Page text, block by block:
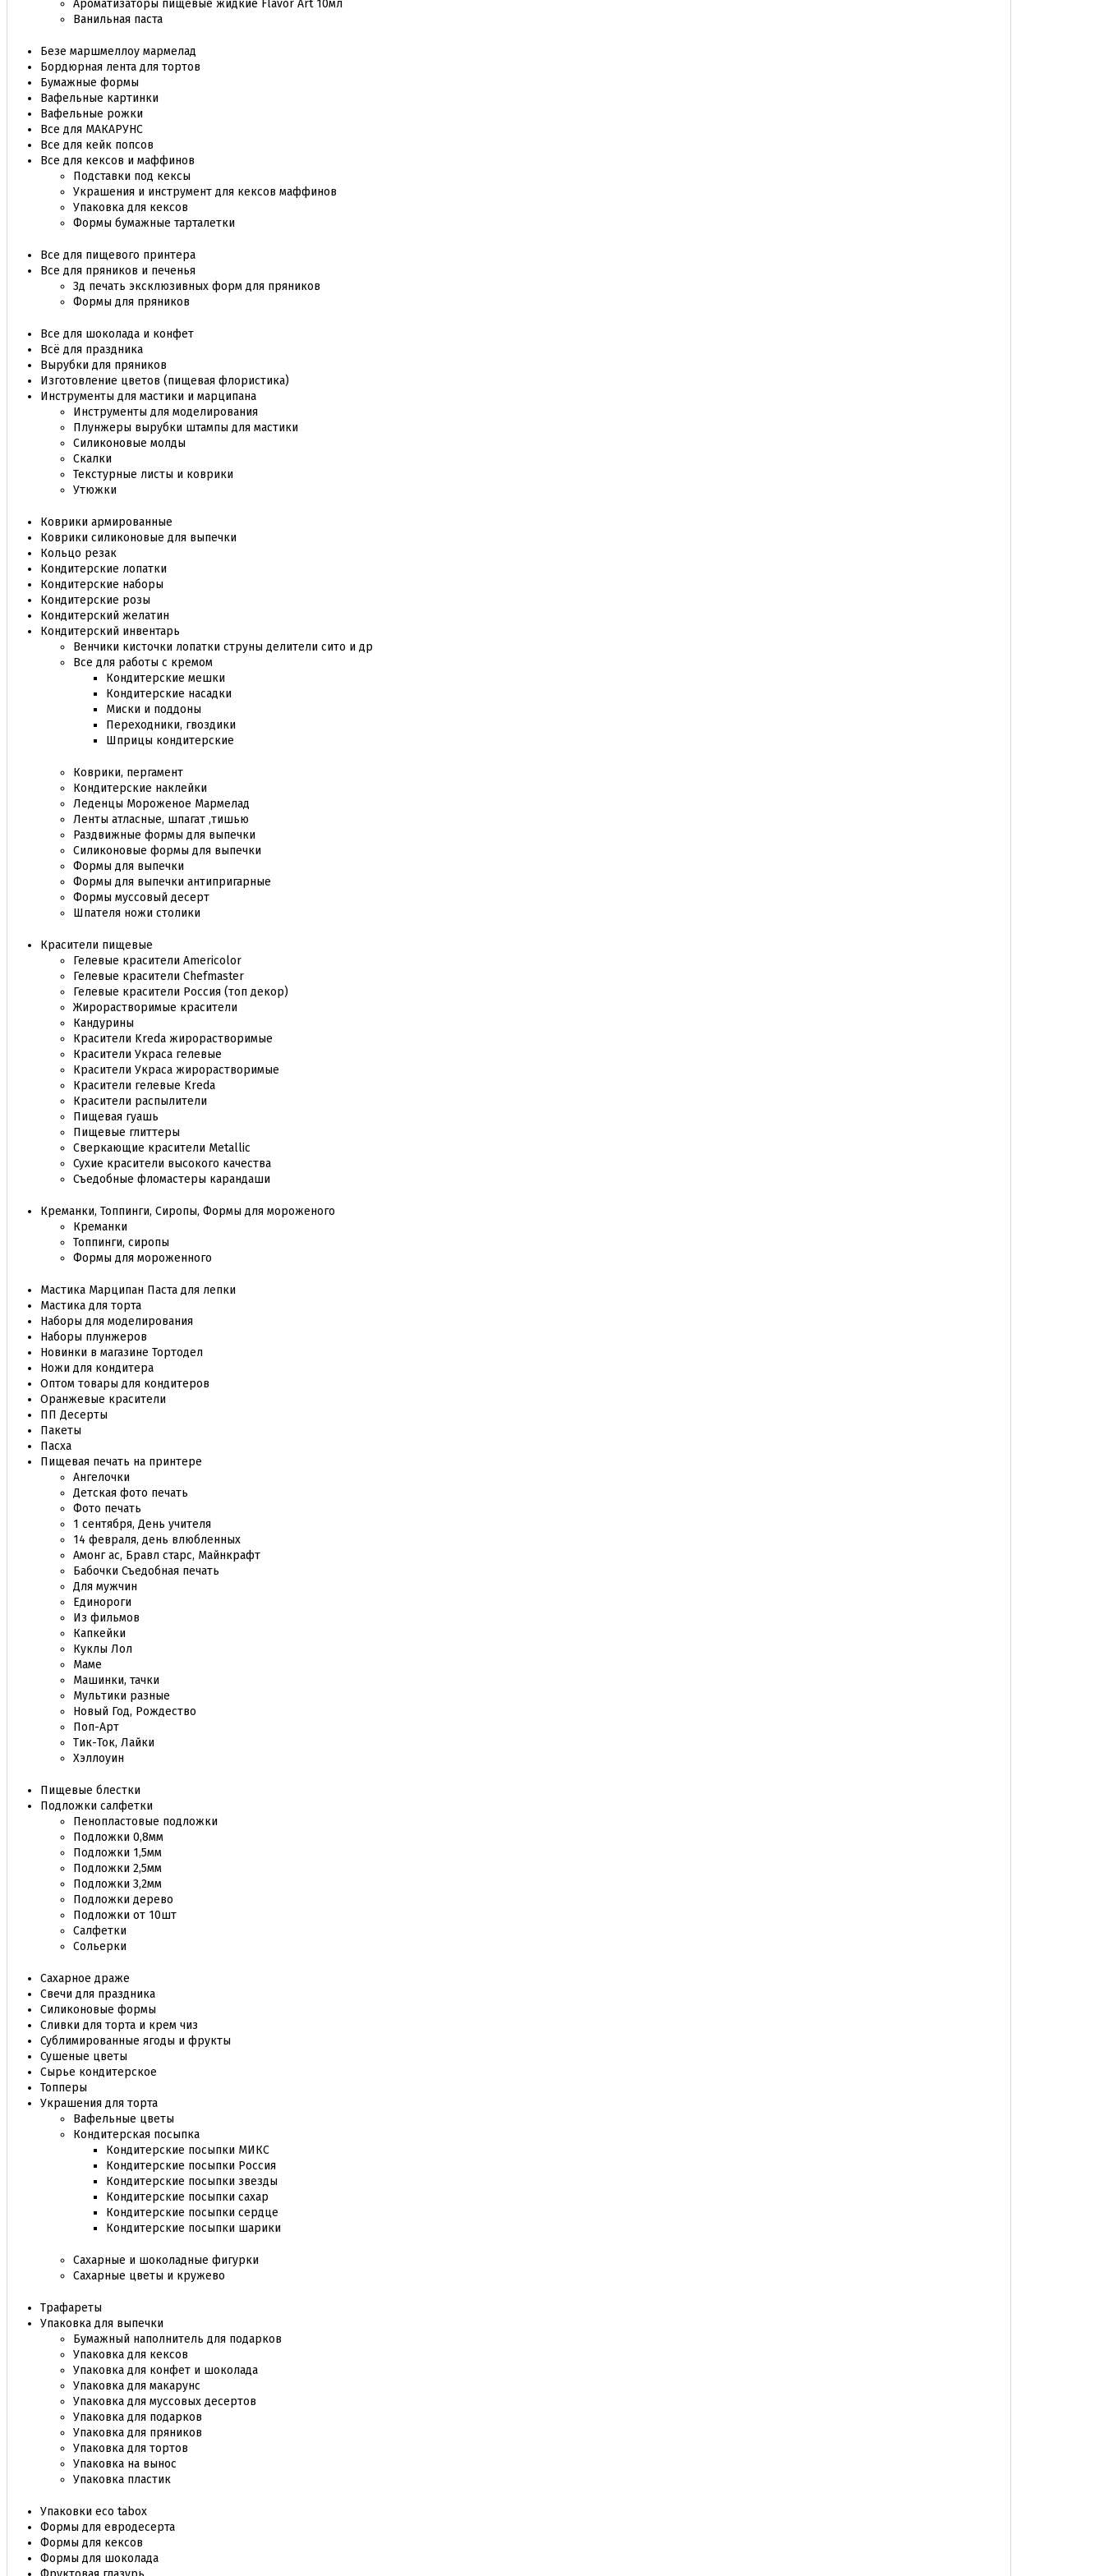
Ароматизаторы пищевые жидкие Flavor Art 10мл
Ванильная паста
Безе маршмеллоу мармелад
Бордюрная лента для тортов
Бумажные формы
Вафельные картинки
Вафельные рожки
Все для МАКАРУНС
Все для кейк попсов
Все для кексов и маффинов
Подставки под кексы
Украшения и инструмент для кексов маффинов
Упаковка для кексов
Формы бумажные тарталетки
Все для пищевого принтера
Все для пряников и печенья
3д печать эксклюзивных форм для пряников
Формы для пряников
Все для шоколада и конфет
Всё для праздника
Вырубки для пряников
Изготовление цветов (пищевая флористика)
Инструменты для мастики и марципана
Инструменты для моделирования
Плунжеры вырубки штампы для мастики
Силиконовые молды
Скалки
Текстурные листы и коврики
Утюжки
Коврики армированные
Коврики силиконовые для выпечки
Кольцо резак
Кондитерские лопатки
Кондитерские наборы
Кондитерские розы
Кондитерский желатин
Кондитерский инвентарь
Венчики кисточки лопатки струны делители сито и др
Все для работы с кремом
Кондитерские мешки
Кондитерские насадки
Миски и поддоны
Переходники, гвоздики
Шприцы кондитерские
Коврики, пергамент
Кондитерские наклейки
Леденцы Мороженое Мармелад
Ленты атласные, шпагат ,тишью
Раздвижные формы для выпечки
Силиконовые формы для выпечки
Формы для выпечки
Формы для выпечки антипригарные
Формы муссовый десерт
Шпателя ножи столики
Красители пищевые
Гелевые красители Americolor
Гелевые красители Chefmaster
Гелевые красители Россия (топ декор)
Жирорастворимые красители
Кандурины
Красители Kreda жирорастворимые
Красители Украса гелевые
Красители Украса жирорастворимые
Красители гелевые Kreda
Красители распылители
Пищевая гуашь
Пищевые глиттеры
Сверкающие красители Metallic
Сухие красители высокого качества
Съедобные фломастеры карандаши
Креманки, Топпинги, Сиропы, Формы для мороженого
Креманки
Топпинги, сиропы
Формы для мороженного
Мастика Марципан Паста для лепки
Мастика для торта
Наборы для моделирования
Наборы плунжеров
Новинки в магазине Тортодел
Ножи для кондитера
Оптом товары для кондитеров
Оранжевые красители
ПП Десерты
Пакеты
Пасха
Пищевая печать на принтере
Ангелочки
Детская фото печать
Фото печать
1 сентября, День учителя
14 февраля, день влюбленных
Амонг ас, Бравл старс, Майнкрафт
Бабочки Съедобная печать
Для мужчин
Единороги
Из фильмов
Капкейки
Куклы Лол
Маме
Машинки, тачки
Мультики разные
Новый Год, Рождество
Поп-Арт
Тик-Ток, Лайки
Хэллоуин
Пищевые блестки
Подложки салфетки
Пенопластовые подложки
Подложки 0,8мм
Подложки 1,5мм
Подложки 2,5мм
Подложки 3,2мм
Подложки дерево
Подложки от 10шт
Салфетки
Сольерки
Сахарное драже
Свечи для праздника
Силиконовые формы
Сливки для торта и крем чиз
Сублимированные ягоды и фрукты
Сушеные цветы
Сырье кондитерское
Топперы
Украшения для торта
Вафельные цветы
Кондитерская посыпка
Кондитерские посыпки МИКС
Кондитерские посыпки Россия
Кондитерские посыпки звезды
Кондитерские посыпки сахар
Кондитерские посыпки сердце
Кондитерские посыпки шарики
Сахарные и шоколадные фигурки
Сахарные цветы и кружево
Трафареты
Упаковка для выпечки
Бумажный наполнитель для подарков
Упаковка для кексов
Упаковка для конфет и шоколада
Упаковка для макарунс
Упаковка для муссовых десертов
Упаковка для подарков
Упаковка для пряников
Упаковка для тортов
Упаковка на вынос
Упаковка пластик
Упаковки eco tabox
Формы для евродесерта
Формы для кексов
Формы для шоколада